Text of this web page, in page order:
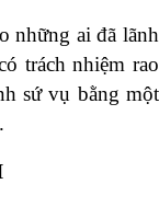
những ai đã lãnh
trách nhiệm rao
sứ vụ bằng một